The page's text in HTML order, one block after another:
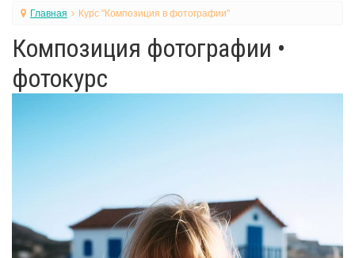
Главная Курс "Композиция в фотографии"
Композиция фотографии •
фотокурс